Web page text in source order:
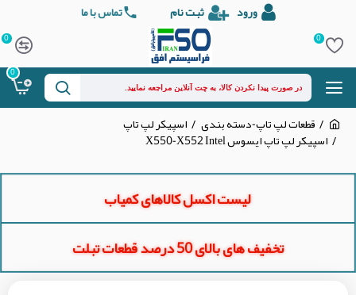
ورود ثبت نام تماس با ما
0
0
0
قطعات لپ تاپ-دسته بندی اسپیکر لپ تاپ
اسپیکر لپ تاپ ایسوس X550-X552 Intel
لیست اکسل کالاهای کمیاب
تخفیف های بالای 50 درصد قطعات تبلت